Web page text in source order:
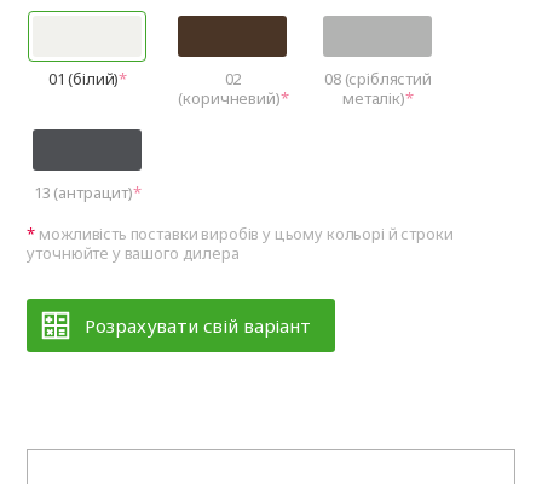
01 (білий)
02
(коричневий)
08 (сріблястий
металік)
13 (антрацит)
можливість поставки виробів у цьому кольорі й строки
уточнюйте у вашого дилера
Розрахувати свій варіант